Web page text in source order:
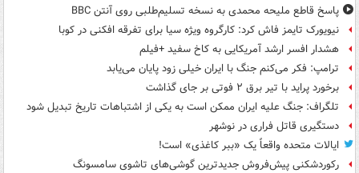
پاسخ قاطع ملیحه محمدی به نسخه تسلیم‌طلبی روی آنتن BBC
نیویورک تایمز فاش کرد: کارگروه ویژه سیا برای تفرقه افکنی در کوبا
هشدار افسر ارشد آمریکایی به کاخ سفید +فیلم
ترامپ: فکر می‌کنم جنگ با ایران خیلی زود پایان می‌یابد
برخورد پراید با تیر برق ۲ فوتی بر جای گذاشت
تلگراف: جنگ علیه ایران ممکن است به یکی از اشتباهات تاریخ تبدیل شود
دستگیری قاتل فراری در نوشهر
ایالات متحده واقعاً یک «ببر کاغذی» است!
رکوردشکنی پیش‌فروش جدیدترین گوشی‌های تاشوی سامسونگ